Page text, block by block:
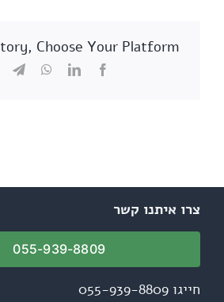
Choose Your Platform!
Facebook
LinkedIn
צרו איתנו קשר
055-939-8809
חייגו 055-939-8809